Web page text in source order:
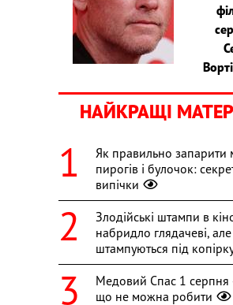
НАЙКРАЩІ
Як правильно запарити
пирогів і булочок:
випічки
Злодійські штампи в
набридло глядачеві,
штампуються під
Медовий Спас 1 серпня
що не можна робити